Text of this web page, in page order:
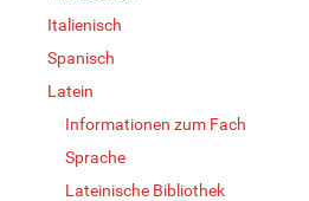
Italienisch
Spanisch
Latein
Informationen zum Fach
Sprache
Lateinische Bibliothek